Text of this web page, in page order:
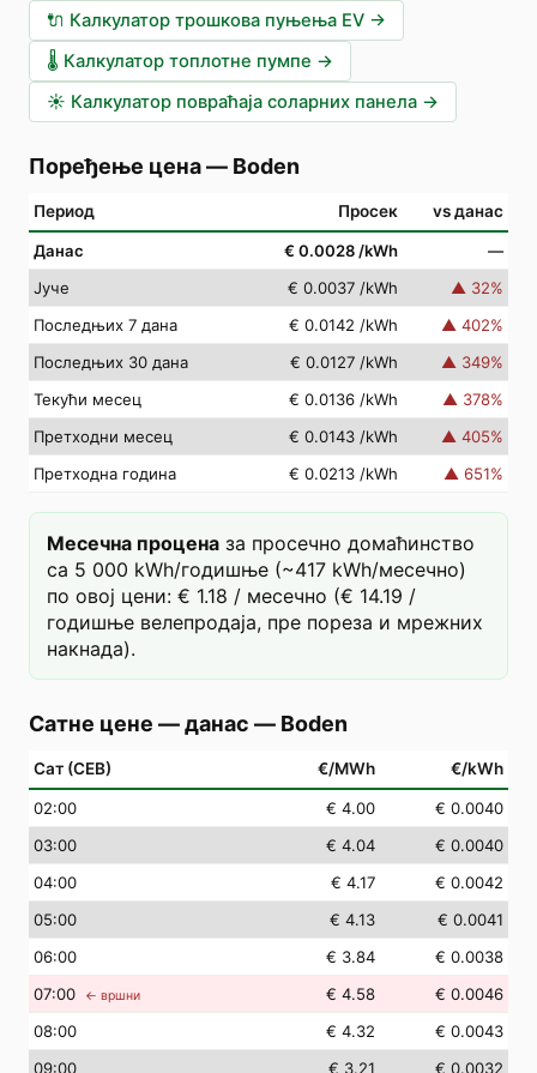
🔌 Калкулатор трошкова пуњења EV →
🌡️ Калкулатор топлотне пумпе →
☀️ Калкулатор повраћаја соларних панела →
Поређење цена— Boden
Период Просек vs данас
Данас € 0.0028 /kWh
—
Јуче
€ 0.0037 /kWh ▲ 32%
Последњих 7 дана
€ 0.0142 /kWh ▲ 402%
Последњих 30 дана
€ 0.0127 /kWh ▲ 349%
Текући месец
€ 0.0136 /kWh ▲ 378%
Претходни месец
€ 0.0143 /kWh ▲ 405%
Претходна година
€ 0.0213 /kWh ▲ 651%
Месечна процена за просечно домаћинство
са 5 000 kWh/годишње (~417 kWh/месечно)
по овој цени: € 1.18 / месечно (€ 14.19 /
годишње велепродаја, пре пореза и мрежних
накнада).
Сатне цене — данас — Boden
Сат (СЕВ) €/MWh €/kWh
02:00 € 4.00
€ 0.0040
03:00 € 4.04
€ 0.0040
04:00 € 4.17
€ 0.0042
05:00 € 4.13
€ 0.0041
06:00 € 3.84
€ 0.0038
07:00 ← вршни € 4.58
€ 0.0046
08:00 € 4.32
€ 0.0043
09:00 € 3.21
€ 0.0032